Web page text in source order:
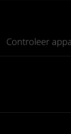
Controleer